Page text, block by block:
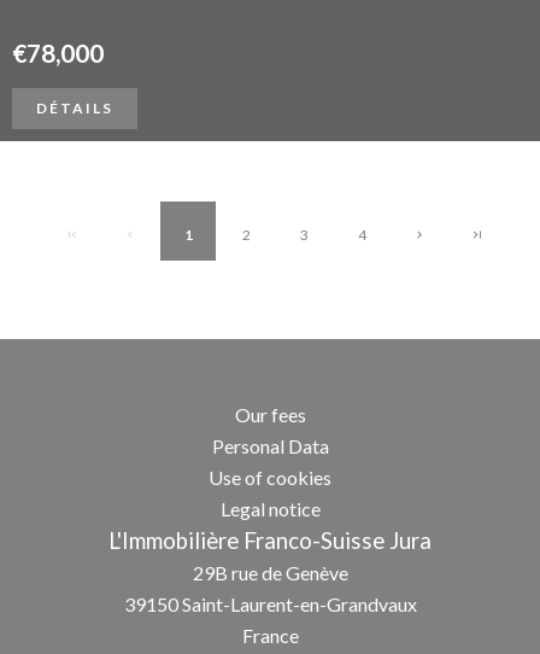
€78,000
DÉTAILS
1 2 3 4
Our fees
Personal Data
Use of cookies
Legal notice
L'Immobilière Franco-Suisse Jura
29B rue de Genève
39150Saint-Laurent-en-Grandvaux
France